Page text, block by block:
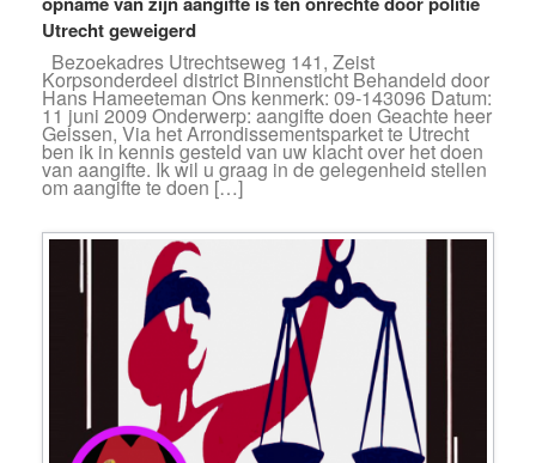
Utrecht geweigerd
Bezoekadres Utrechtseweg 141, Zeist
Korpsonderdeel district Binnensticht Behandeld door
Hans Hameeteman Ons kenmerk: 09-143096 Datum:
11 juni 2009 Onderwerp: aangifte doen Geachte heer
Geissen, Via het Arrondissementsparket te Utrecht
ben ik in kennis gesteld van uw klacht over het doen
van aangifte. Ik wil u graag in de gelegenheid stellen
om aangifte te doen […]